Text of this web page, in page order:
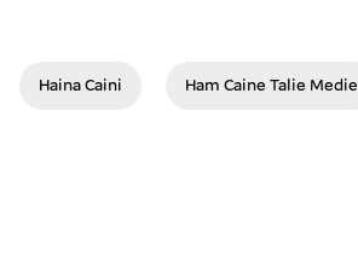
Haina Caini Ham Caine Talie Medie